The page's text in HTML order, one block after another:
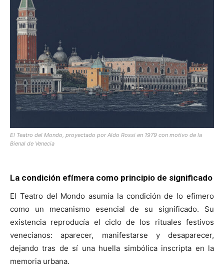
El Teatro del Mondo, proyectado por Aldo Rossi en 1979 con motivo de la
Bienal de Venecia
La condición efímera como principio de significado
El Teatro del Mondo asumía la condición de lo efímero
como un mecanismo esencial de su significado. Su
existencia reproducía el ciclo de los rituales festivos
venecianos: aparecer, manifestarse y desaparecer,
dejando tras de sí una huella simbólica inscripta en la
memoria urbana.